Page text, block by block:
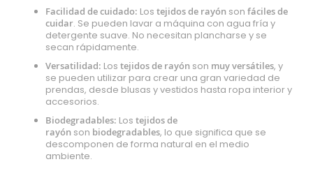
Facilidad de cuidado: Los tejidos de rayón son fáciles de
cuidar. Se pueden lavar a máquina con agua fría y
detergente suave. No necesitan plancharse y se
secan rápidamente.
Versatilidad: Los tejidos de rayón son muy versátiles, y
se pueden utilizar para crear una gran variedad de
prendas, desde blusas y vestidos hasta ropa interior y
accesorios.
Biodegradables: Los tejidos de
rayón son biodegradables, lo que significa que se
descomponen de forma natural en el medio
ambiente.